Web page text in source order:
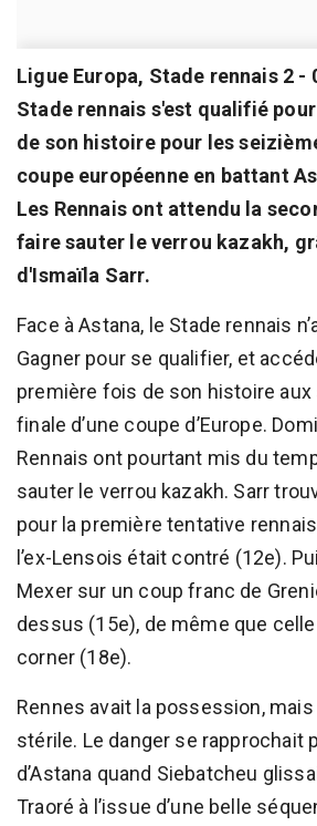
Ligue Europa, Stade rennais 2 -
Stade rennais s'est qualifié
de son histoire pour les
coupe européenne en battant
Les Rennais ont attendu la
faire sauter le verrou kazakh,
d'Ismaïla Sarr.
Face à Astana, le Stade rennais
Gagner pour se qualifier, et
première fois de son histoire
finale d’une coupe d’Europe.
Rennais ont pourtant mis du
sauter le verrou kazakh. Sarr
pour la première tentative
l’ex-Lensois était contré (12e).
Mexer sur un coup franc de
dessus (15e), de même que celle
corner (18e).
Rennes avait la possession,
stérile. Le danger se rapprochait
d’Astana quand Siebatcheu
Traoré à l’issue d’une belle